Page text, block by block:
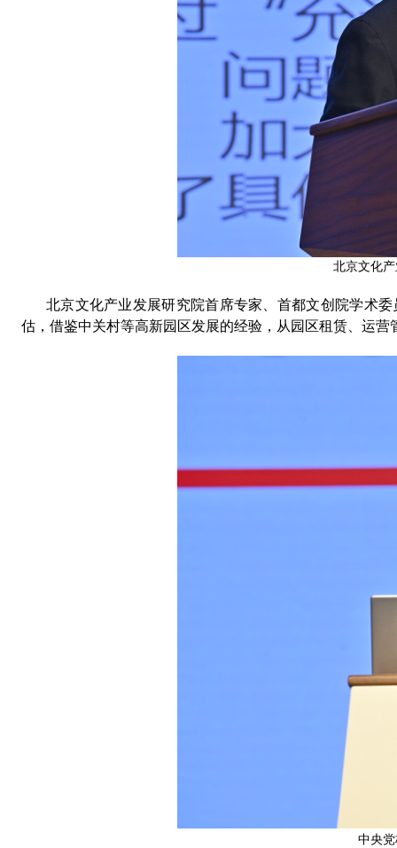
北京文化
北京文化产业发展研究院首席专家
首都文创院学术
估 ， 借鉴中关村等高新园区发展的经验 ， 从园区租赁 运营
中央